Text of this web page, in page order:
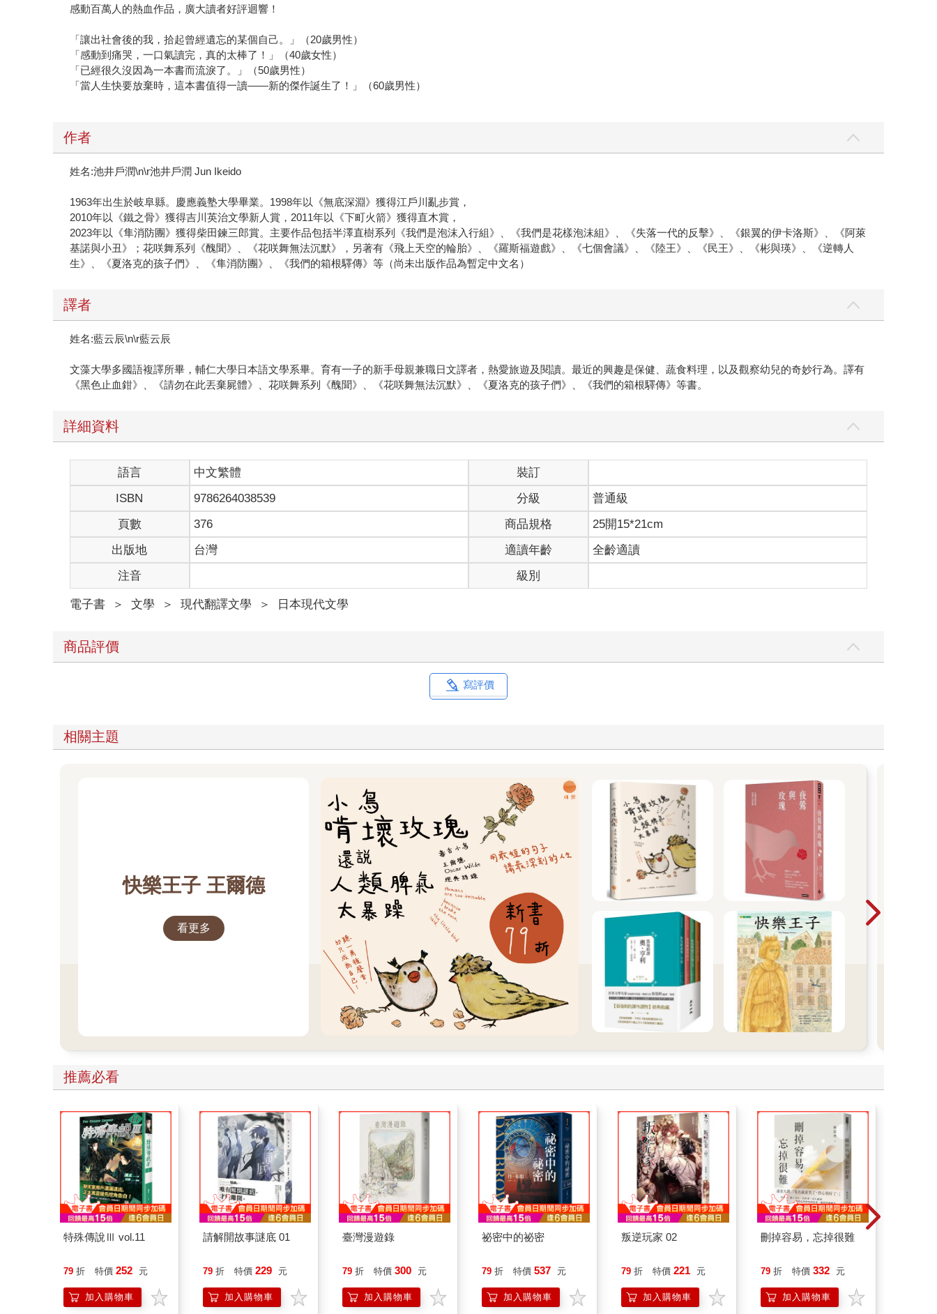
感動百萬人的熱血作品，廣大讀者好評迴響！
「讓出社會後的我，拾起曾經遺忘的某個自己。」（20歲男性）
「感動到痛哭，一口氣讀完，真的太棒了！」（40歲女性）
「已經很久沒因為一本書而流淚了。」（50歲男性）
「當人生快要放棄時，這本書值得一讀——新的傑作誕生了！」（60歲男性）
作者
姓名:池井戶潤\n\r池井戶潤 Jun Ikeido
1963年出生於岐阜縣。慶應義塾大學畢業。1998年以《無底深淵》獲得江戶川亂步賞，
2010年以《鐵之骨》獲得吉川英治文學新人賞，2011年以《下町火箭》獲得直木賞，
2023年以《隼消防團》獲得柴田鍊三郎賞。主要作品包括半澤直樹系列《我們是泡沫入行組》、《我們是花樣泡沫組》、《失落一代的反擊》、《銀翼的伊卡洛斯》、《阿萊
基諾與小丑》；花咲舞系列《醜聞》、《花咲舞無法沉默》，另著有《飛上天空的輪胎》、《羅斯福遊戲》、《七個會議》、《陸王》、《民王》、《彬與瑛》、《逆轉人
生》、《夏洛克的孩子們》、《隼消防團》、《我們的箱根驛傳》等（尚未出版作品為暫定中文名）
譯者
姓名:藍云辰\n\r藍云辰
文藻大學多國語複譯所畢，輔仁大學日本語文學系畢。育有一子的新手母親兼職日文譯者，熱愛旅遊及閱讀。最近的興趣是保健、蔬食料理，以及觀察幼兒的奇妙行為。譯有
《黑色止血鉗》、《請勿在此丟棄屍體》、花咲舞系列《醜聞》、《花咲舞無法沉默》、《夏洛克的孩子們》、《我們的箱根驛傳》等書。
詳細資料
語言 中文繁體
裝訂
ISBN
9786264038539 分級
普通級
頁數
376 商品規格
25開15*21cm
出版地
台灣 適讀年齡
全齡適讀
注音
級別
電子書 ＞ 文學 ＞ 現代翻譯文學 ＞ 日本現代文學
商品評價
寫評價
相關主題
快樂王子 王爾德
看更多
推薦必看
特殊傳說Ⅲ vol.11
79 折 特價 252 元
加入購物車
請解開故事謎底 01
79 折 特價 229 元
加入購物車
臺灣漫遊錄
79 折 特價 300 元
加入購物車
祕密中的祕密
79 折 特價 537 元
加入購物車
叛逆玩家 02
79 折 特價 221 元
加入購物車
刪掉容易，忘掉很難
79 折 特價 332 元
加入購物車